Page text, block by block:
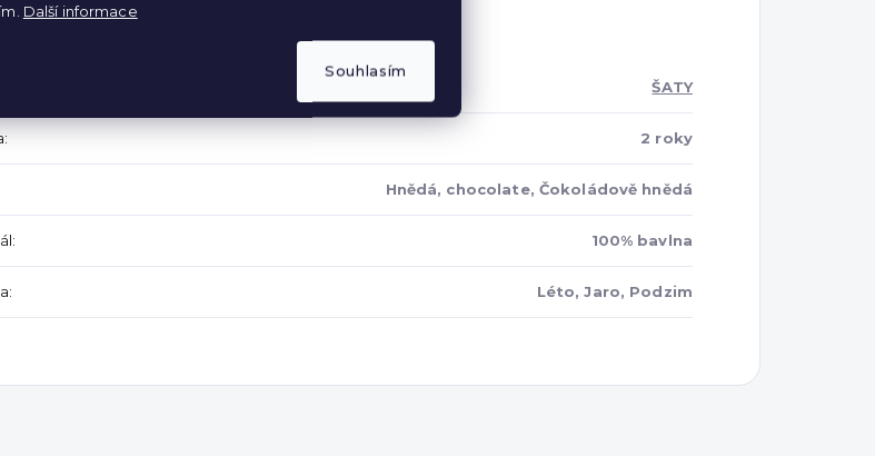
Další informace
Souhlasím
parametry
ŠATY
: 2 roky
Hnědá, chocolate, Čokoládově hnědá
: 100% bavlna
: Léto, Jaro, Podzim